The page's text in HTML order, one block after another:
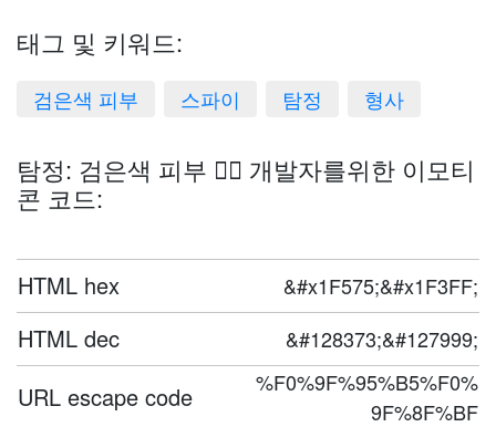
태그 및 키워드:
검은색 피부 스파이 탐정 형사
탐정: 검은색 피부 🕵🏿 개발자를위한 이모티
콘 코드:
HTML hex &#x1F575;&#x1F3FF;
HTML dec &#128373;&#127999;
URL escape code
%F0%9F%95%B5%F0%
9F%8F%BF